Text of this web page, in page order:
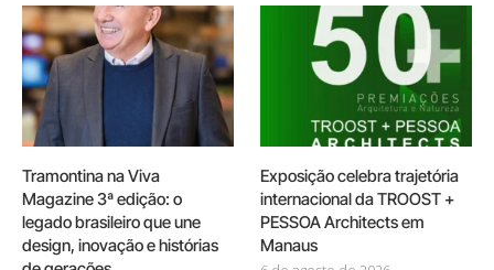
Tramontina na Viva
Magazine 3ª edição: o
legado brasileiro que une
design, inovação e histórias
Exposição celebra trajetória
internacional da TROOST +
PESSOA Architects em
Manaus